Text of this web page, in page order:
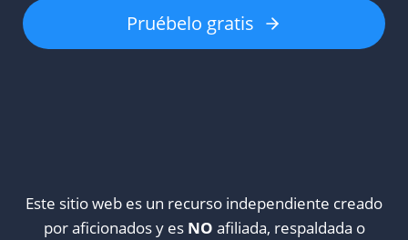
Pruébelo gratis
Este sitio web es un recurso independiente creado
por aficionados y es NO afiliada, respaldada o